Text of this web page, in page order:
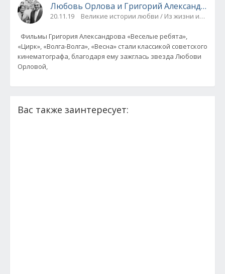
Любовь Орлова и Григорий Александров:
20.11.19 Великие истории любви / Из жизни
Фильмы Григория Александрова «Веселые ребята»,
«Цирк», «Волга-Волга», «Весна» стали классикой советского
кинематографа, благодаря ему зажглась звезда Любови
Орловой,
Вас также заинтересует: